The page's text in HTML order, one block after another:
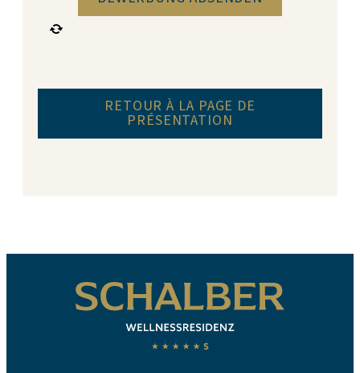
RETOUR À LA PAGE DE
PRÉSENTATION